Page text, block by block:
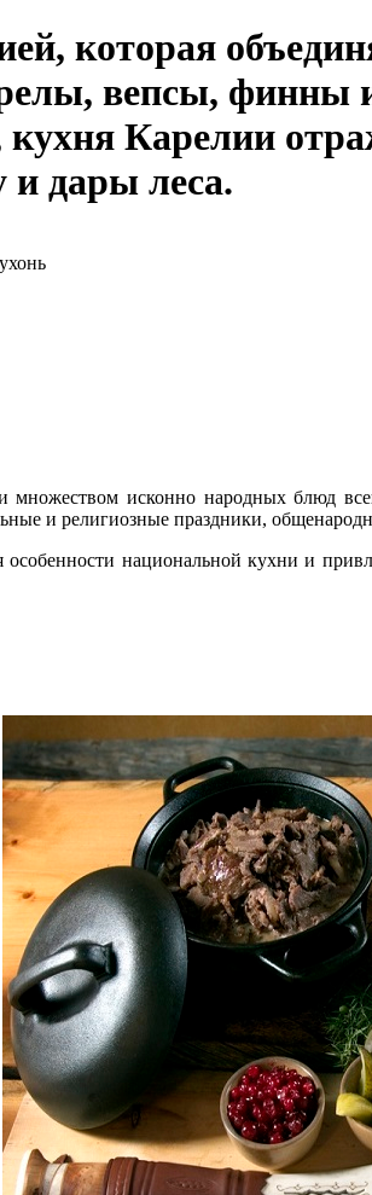
которая
вепсы, финны
Карелии
и дары леса.
исконно народных блюд
и религиозные праздники,
национальной кухни и